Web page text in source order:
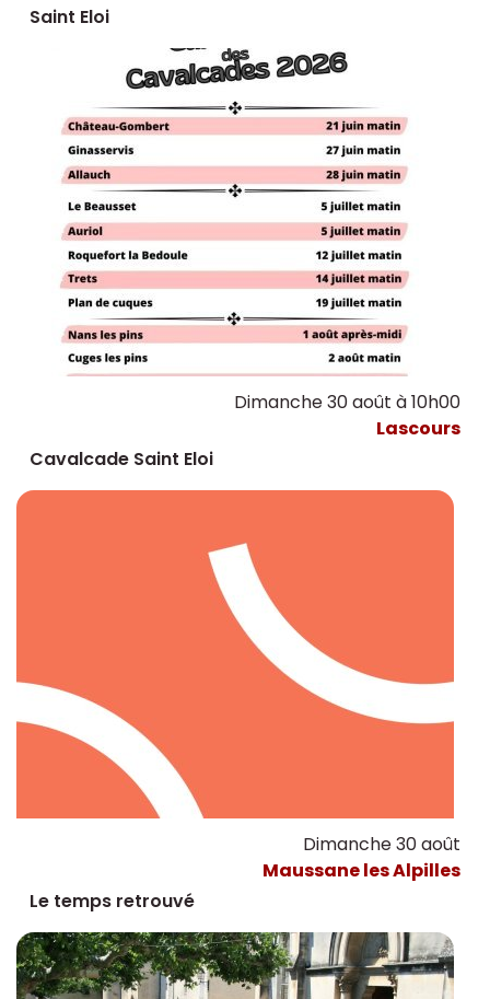
Saint Eloi
Dimanche 30 août à 10h00
Lascours
Cavalcade Saint Eloi
Dimanche 30 août
Maussane les Alpilles
Le temps retrouvé